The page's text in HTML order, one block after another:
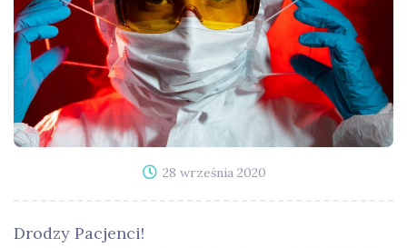
28 września 2020
Drodzy Pacjenci!